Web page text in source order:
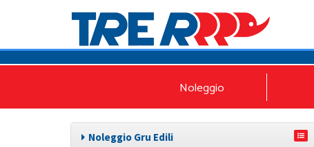
Noleggio
Noleggio Gru Edili